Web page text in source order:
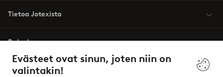
Evästeet ovat sinun, joten niin on
valintakin!
Tietoa Jotexista
Palvelumme
Ehdot